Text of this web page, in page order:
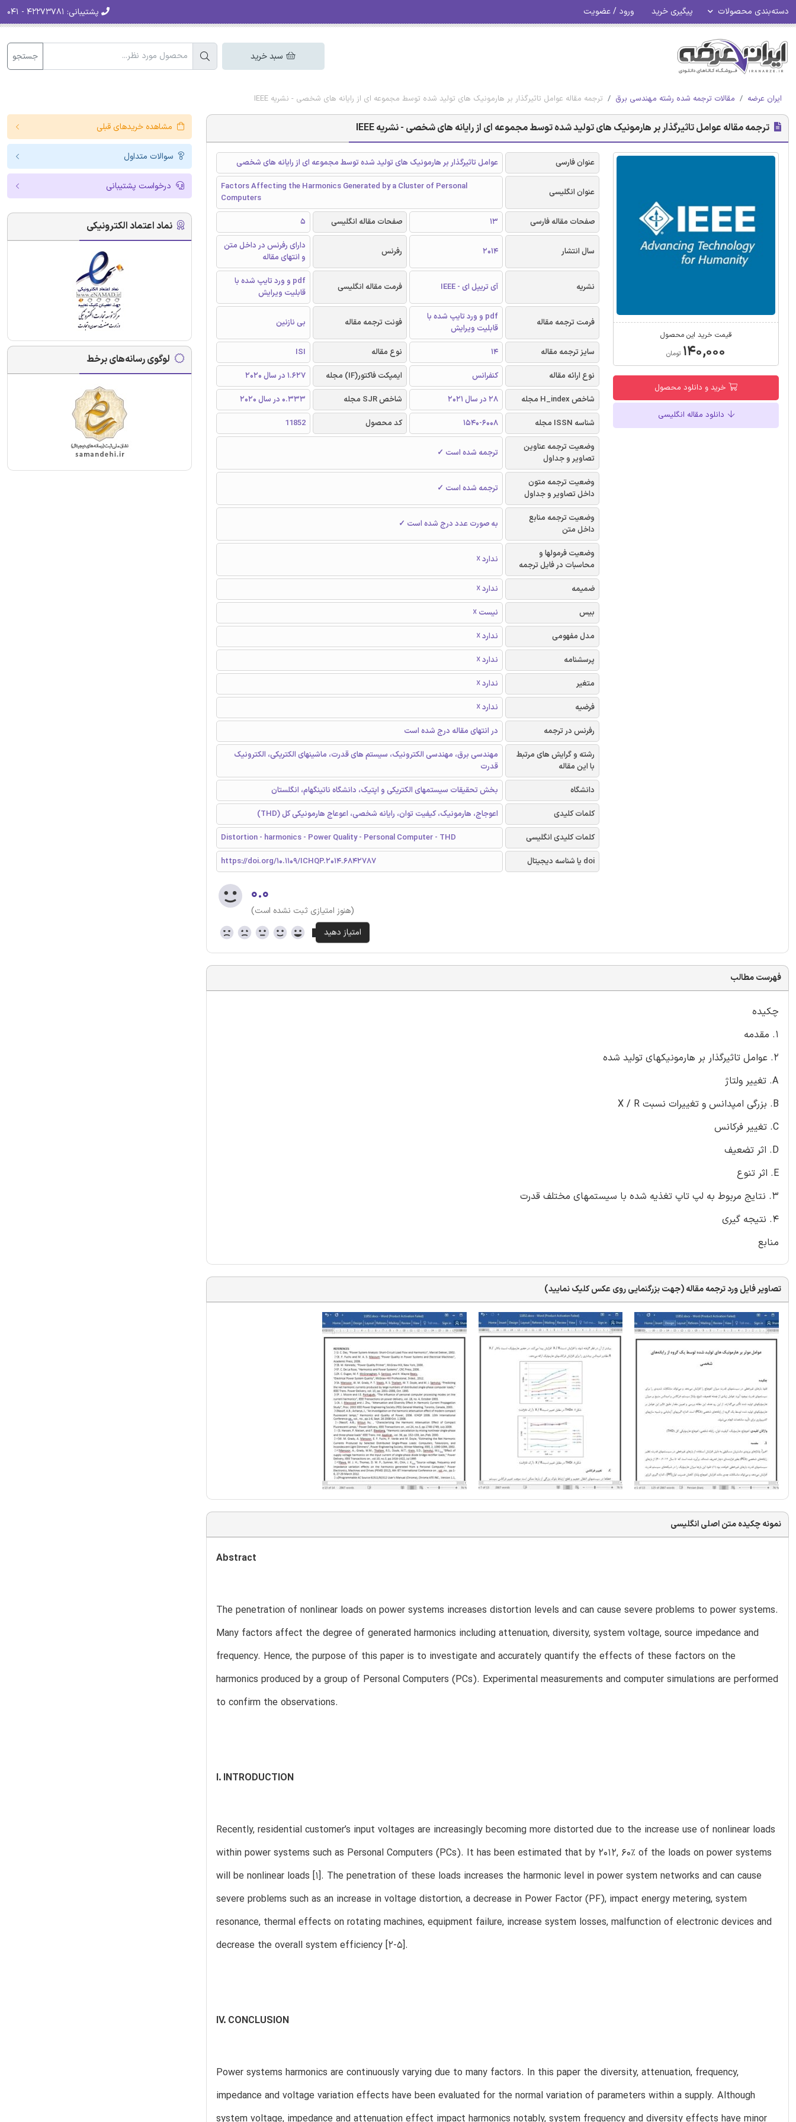
دسته‌بندی محصولات پیگیری خرید ورود / عضویت پشتیبانی:
سبد خرید جستجو
ایران عرضه مقالات ترجمه شده رشته مهندسی برق ترجمه مقاله عوامل تاثیرگذار بر هارمونیک های تولید شده توسط مجموعه ای از رایانه های شخصی - نشریه IEEE
ترجمه مقاله عوامل تاثیرگذار بر هارمونیک های تولید شده توسط مجموعه ای از رایانه های شخصی - نشریه IEEE
قیمت خرید این محصول
۱۴۰,۰۰۰ تومان
خرید و دانلود محصول
دانلود مقاله انگلیسی
عنوان فارسی عوامل تاثیرگذار بر هارمونیک های تولید شده توسط مجموعه ای از رایانه های شخصی
عنوان انگلیسی
Factors Affecting the Harmonics Generated by a Cluster of Personal
Computers
صفحات مقاله فارسی
13 صفحات مقاله انگلیسی 5
سال انتشار 2014 رفرنس
دارای رفرنس در داخل متن
و انتهای مقاله
نشریه آی تریپل ای - IEEE فرمت مقاله انگلیسی
pdf و ورد تایپ شده با
قابلیت ویرایش
فرمت ترجمه مقاله
pdf و ورد تایپ شده با
قابلیت ویرایش
فونت ترجمه مقاله بی نازنین
سایز ترجمه مقاله 14 نوع مقاله
ISI
نوع ارائه مقاله
کنفرانس ایمپکت فاکتور(IF) مجله
1.627 در سال 2020
شاخص H_index مجله
28 در سال 2021 شاخص SJR مجله
0.333 در سال 2020
شناسه ISSN مجله
1540-6008 کد محصول
11852
وضعیت ترجمه عناوین
تصاویر و جداول
ترجمه شده است ✓
وضعیت ترجمه متون
داخل تصاویر و جداول
ترجمه شده است ✓
وضعیت ترجمه منابع
داخل متن
به صورت عدد درج شده است ✓
وضعیت فرمولها و
محاسبات در فایل ترجمه
ندارد ☓
ضمیمه
ندارد ☓
بیس
نیست ☓
مدل مفهومی
ندارد ☓
پرسشنامه
ندارد ☓
متغیر
ندارد ☓
فرضیه
ندارد ☓
رفرنس در ترجمه
در انتهای مقاله درج شده است
رشته و گرایش های مرتبط
با این مقاله
مهندسی برق، مهندسی الکترونیک، سیستم های قدرت، ماشینهای الکتریکی، الکترونیک
قدرت
دانشگاه
بخش تحقیقات سیستمهای الکتریکی و اپتیک، دانشگاه ناتینگهام، انگلستان
کلمات کلیدی
اعوجاج، هارمونیک، کیفیت توان، رایانه شخصی، اعوعاج هارمونیکی کل (THD)
کلمات کلیدی انگلیسی
Distortion - harmonics - Power Quality - Personal Computer - THD
doi یا شناسه دیجیتال
https://doi.org/10.1109/ICHQP.2014.6842787
۰.۰
(هنوز امتیازی ثبت نشده است)
فهرست مطالب
چکیده
1. مقدمه
2. عوامل تاثیرگذار بر هارمونیکهای تولید شده
A. تغییر ولتاژ
B. بزرگی امپدانس و تغییرات نسبت X / R
C. تغییر فرکانس
D. اثر تضعیف
E. اثر تنوع
3. نتایج مربوط به لپ تاپ تغذیه شده با سیستمهای مختلف قدرت
4. نتیجه گیری
منابع
تصاویر فایل ورد ترجمه مقاله (جهت بزرگنمایی روی عکس کلیک نمایید)
نمونه چکیده متن اصلی انگلیسی
Abstract
The penetration of nonlinear loads on power systems increases distortion levels and can cause severe problems to power systems.
Many factors affect the degree of generated harmonics including attenuation, diversity, system voltage, source impedance and
frequency. Hence, the purpose of this paper is to investigate and accurately quantify the effects of these factors on the
harmonics produced by a group of Personal Computers (PCs). Experimental measurements and computer simulations are performed
to confirm the observations.
I. INTRODUCTION
Recently, residential customer’s input voltages are increasingly becoming more distorted due to the increase use of nonlinear loads
within power systems such as Personal Computers (PCs). It has been estimated that by 2012, 60% of the loads on power systems
will be nonlinear loads [1]. The penetration of these loads increases the harmonic level in power system networks and can cause
severe problems such as an increase in voltage distortion, a decrease in Power Factor (PF), impact energy metering, system
resonance, thermal effects on rotating machines, equipment failure, increase system losses, malfunction of electronic devices and
decrease the overall system efficiency [2-5].
IV. CONCLUSION
Power systems harmonics are continuously varying due to many factors. In this paper the diversity, attenuation, frequency,
impedance and voltage variation effects have been evaluated for the normal variation of parameters within a supply. Although
system voltage, impedance and attenuation effect impact harmonics notably, system frequency and diversity effects have minor
مشاهده خریدهای قبلی
سوالات متداول
درخواست پشتیبانی
نماد اعتماد الکترونیکی
لوگوی رسانه‌های برخط